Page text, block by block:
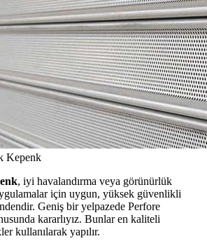
Kepenk
, iyi havalandırma veya görünürlük
için uygun, yüksek güvenlikli
Geniş bir yelpazede Perfore
kararlıyız. Bunlar en kaliteli
kullanılarak yapılır.